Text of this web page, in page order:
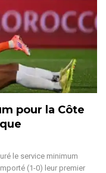
pour la Côte
le service minimum
(1-0) leur premier